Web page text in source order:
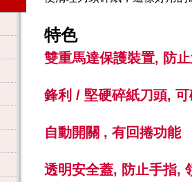
特色
雙重馬達保護裝置, 防
鋒利 / 堅硬碎紙刀頭,
自動開關 , 有回捲功能
透明安全蓋, 防止手指,